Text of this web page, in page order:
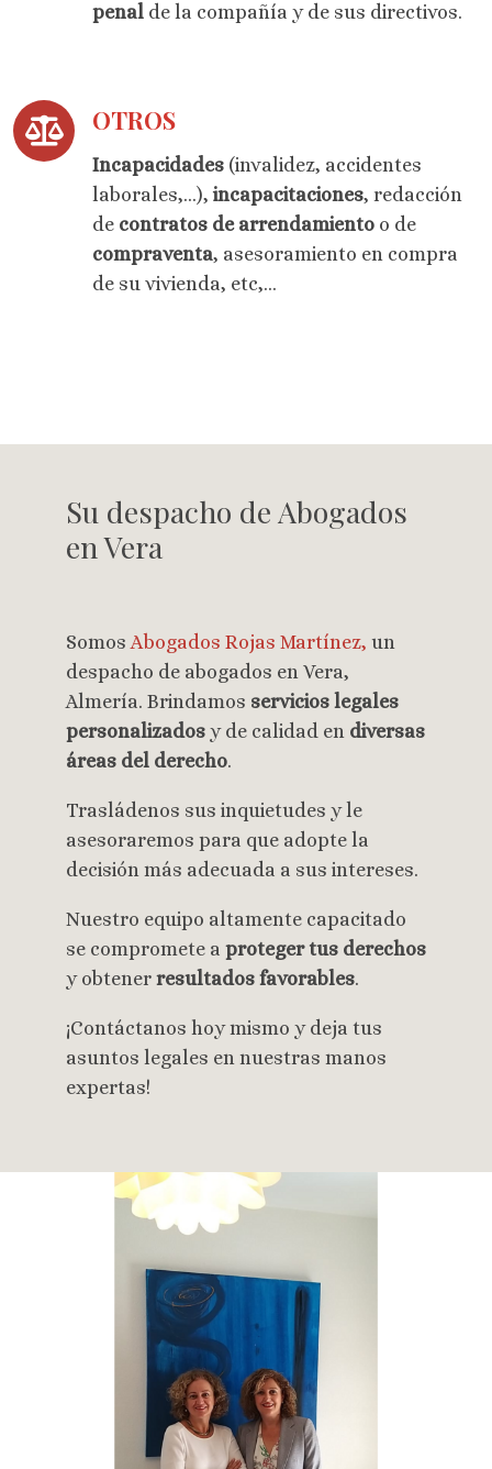
penal de la compañía y de sus directivos.
OTROS
Incapacidades (invalidez, accidentes
laborales,...), incapacitaciones, redacción
de contratos de arrendamiento o de
compraventa, asesoramiento en compra
de su vivienda, etc,...
Su despacho de Abogados
en Vera
SomosAbogados Rojas Martínez, un
despacho de abogados en Vera,
Almería. Brindamos servicios legales
personalizados y de calidad en diversas
áreas del derecho.
Trasládenos sus inquietudes y le
asesoraremos para que adopte la
decisión más adecuada a sus intereses.
Nuestro equipo altamente capacitado
se compromete a proteger tus derechos
y obtener resultados favorables.
¡Contáctanos hoy mismo y deja tus
asuntos legales en nuestras manos
expertas!